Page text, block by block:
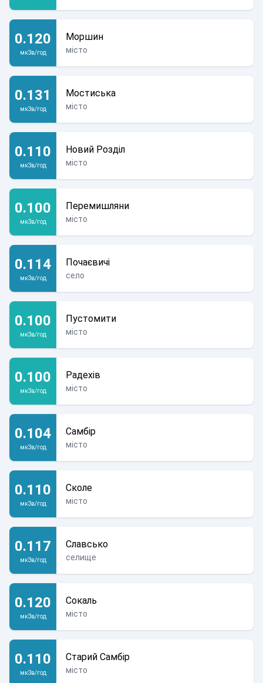
0.120
мкЗв/год
Моршин
місто
0.131
мкЗв/год
Мостиська
місто
0.110
мкЗв/год
Новий Розділ
місто
0.100
мкЗв/год
Перемишляни
місто
0.114
мкЗв/год
Почаєвичі
село
0.100
мкЗв/год
Пустомити
місто
0.100
мкЗв/год
Радехів
місто
0.104
мкЗв/год
Самбір
місто
0.110
мкЗв/год
Сколе
місто
0.117
мкЗв/год
Славсько
селище
0.120
мкЗв/год
Сокаль
місто
0.110
мкЗв/год
Старий Самбір
місто